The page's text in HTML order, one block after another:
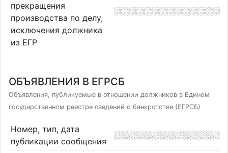
прекращения
производства по делу,
исключения должника
из ЕГР
ОБЪЯВЛЕНИЯ В ЕГРСБ
Объявления, публикуемые в отношении должников в Едином
государственном реестре сведений о банкротстве (ЕГРСБ)
Номер, тип, дата
публикации сообщения